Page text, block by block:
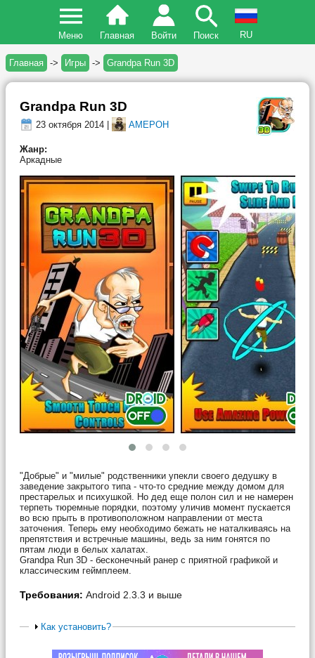
Меню Главная Войти Поиск RU
Главная -> Игры -> Grandpa Run 3D
Grandpa Run 3D
23 октября 2014 | AMEPOH
Жанр:
Аркадные
"Добрые" и "милые" родственники упекли своего дедушку в
заведение закрытого типа - что-то средние между домом для
престарелых и психушкой. Но дед еще полон сил и не намерен
терпеть тюремные порядки, поэтому уличив момент пускается
во всю прыть в противоположном направлении от места
заточения. Теперь ему необходимо бежать не наталкиваясь на
препятствия и встречные машины, ведь за ним гонятся по
пятам люди в белых халатах.
Grandpa Run 3D - бесконечный ранер с приятной графикой и
классическим геймплеем.
Требования: Android 2.3.3 и выше
Как установить?